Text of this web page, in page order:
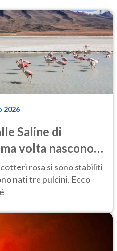
2026
Saline di
volta nascono
rosa si sono stabiliti
nati tre pulcini. Ecco